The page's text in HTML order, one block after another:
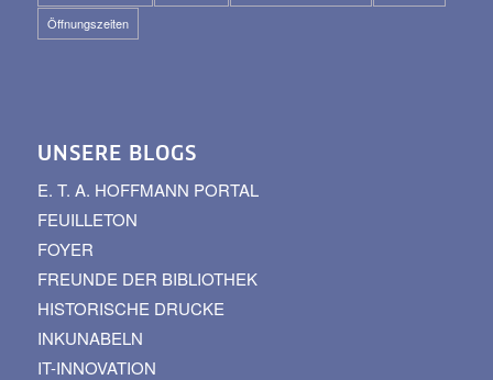
Öffnungszeiten
UNSERE BLOGS
E. T. A. HOFFMANN PORTAL
FEUILLETON
FOYER
FREUNDE DER BIBLIOTHEK
HISTORISCHE DRUCKE
INKUNABELN
IT-INNOVATION